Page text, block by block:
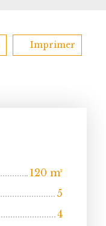
Imprimer
120 m²
5
4